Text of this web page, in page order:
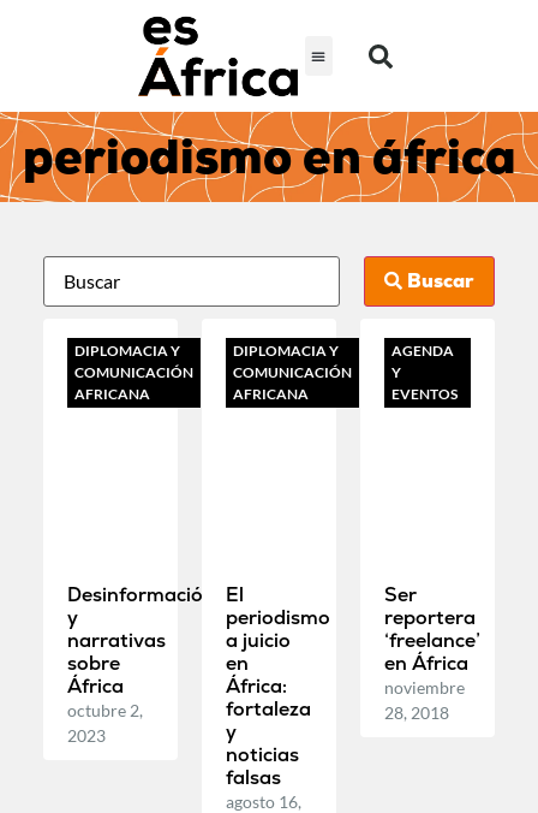
periodismo en áfrica
Buscar
DIPLOMACIA Y
COMUNICACIÓN
AFRICANA
Desinformación
y
narrativas
sobre
África
octubre 2,
2023
DIPLOMACIA Y
COMUNICACIÓN
AFRICANA
El
periodismo
a juicio
en
África:
fortaleza
y
noticias
falsas
agosto 16,
AGENDA
Y
EVENTOS
Ser
reportera
‘freelance’
en África
noviembre
28, 2018